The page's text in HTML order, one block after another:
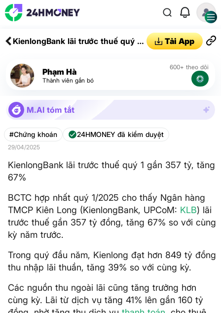
KienlongBank lãi trước thuế quý 1
Tải App
Phạm Hà
Thành viên gắn bó
600+ theo dõi
M.AI tóm tắt
#Chứng khoán 24HMONEY đã kiểm duyệt
29/04/2025
KienlongBank lãi trước thuế quý 1 gần 357 tỷ, tăng
67%
BCTC hợp nhất quý 1/2025 cho thấy Ngân hàng
TMCP Kiên Long (KienlongBank, UPCoM: KLB) lãi
trước thuế gần 357 tỷ đồng, tăng 67% so với cùng
kỳ năm trước.
Trong quý đầu năm, Kienlong đạt hơn 849 tỷ đồng
thu nhập lãi thuần, tăng 39% so với cùng kỳ.
Các nguồn thu ngoài lãi cũng tăng trưởng hơn
cùng kỳ. Lãi từ dịch vụ tăng 41% lên gần 160 tỷ